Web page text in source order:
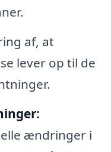
af, at
lever op til de
ændringer i